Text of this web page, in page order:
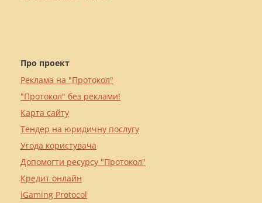
Про проект
Реклама на "Протокол"
"Протокол" без реклами!
Карта сайту
Тендер на юридичну послугу
Угода користувача
Допомогти ресурсу "Протокол"
Кредит онлайн
iGaming Protocol